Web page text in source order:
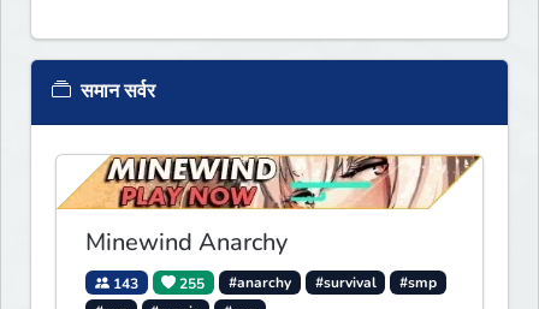
समान सर्वर
Minewind Anarchy
143 255 #anarchy #survival
#smp